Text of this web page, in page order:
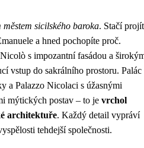
městem sicilského baroka. Stačí projít
a hned pochopíte proč.
s impozantní fasádou a
vstup do sakrálního prostoru. Palác
a Palazzo Nicolaci s úžasnými
mýtických postav – to je vrchol
architektuře. Každý detail vypráví
tehdejší společnosti.